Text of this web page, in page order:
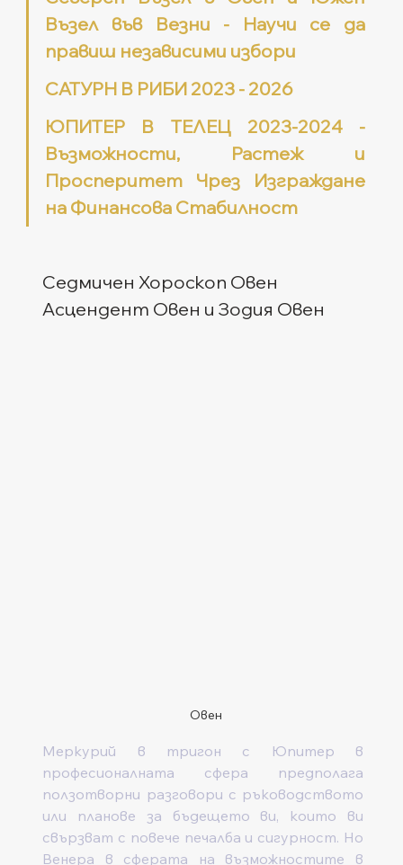
Възел във Везни - Научи се да
правиш независими избори
САТУРН В РИБИ 2023 - 2026
ЮПИТЕР В ТЕЛЕЦ 2023-2024 -
Възможности, Растеж и
Просперитет Чрез Изграждане
на Финансова Стабилност
Седмичен Хороскоп Овен
Асцендент Овен и Зодия Овен
Овен
Меркурий в тригон с Юпитер в
професионалната сфера предполага
ползотворни разговори с ръководството
или планове за бъдещето ви, които ви
свързват с повече печалба и сигурност. Но
Венера в сферата на възможностите в